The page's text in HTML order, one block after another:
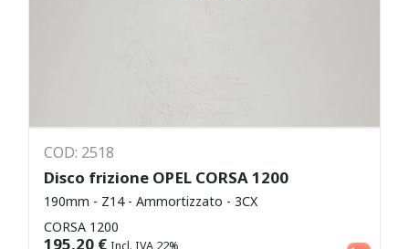
COD: 2518
Disco frizione OPEL CORSA 1200
190mm - Z14 - Ammortizzato - 3CX
CORSA 1200
195,20 € Aggiungi al carrello